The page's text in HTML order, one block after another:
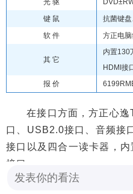
键 鼠
抗菌键
软 件
方正电
其 它
内置130
HDMI接
报 价
在接口方面，方正心逸
口、USB2.0接口、音频接
接口以及四合一读卡器，
接口。
编辑点评：